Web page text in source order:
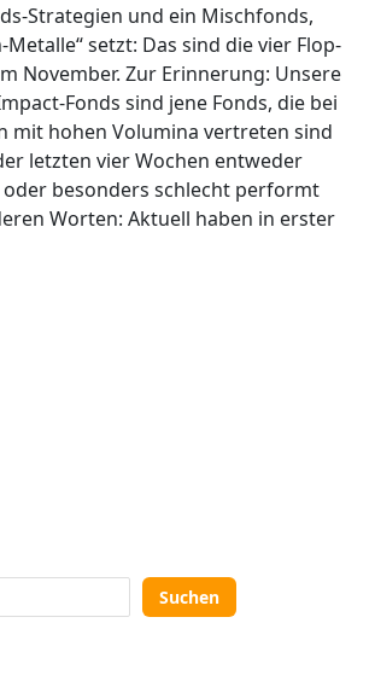
Strategien und ein Mischfonds,
setzt: Das sind die vier Flop-
November. Zur Erinnerung: Unsere
Fonds sind jene Fonds, die bei
mit hohen Volumina vertreten sind
letzten vier Wochen entweder
besonders schlecht performt
Worten: Aktuell haben in erster
Suchen